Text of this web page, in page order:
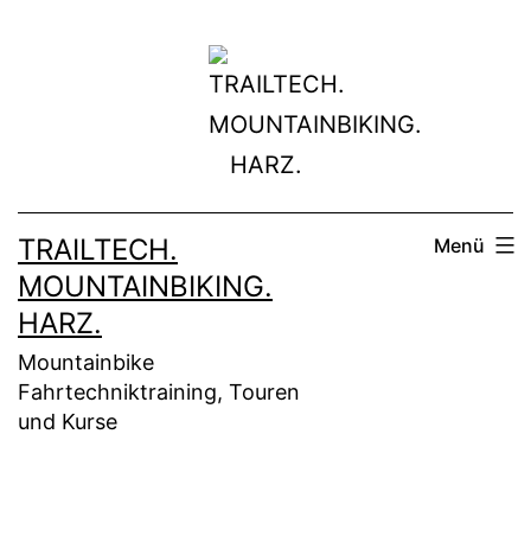
TRAILTECH.
MOUNTAINBIKING.
HARZ.
Mountainbike
Fahrtechniktraining, Touren
und Kurse
Menü